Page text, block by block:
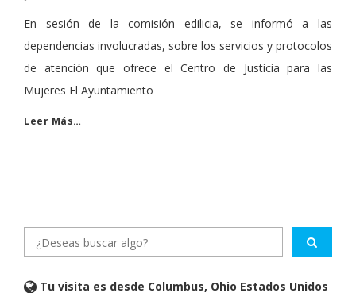
En sesión de la comisión edilicia, se informó a las
dependencias involucradas, sobre los servicios y protocolos
de atención que ofrece el Centro de Justicia para las
Mujeres El Ayuntamiento
Leer Más…
Tu visita es desde Columbus, Ohio Estados Unidos